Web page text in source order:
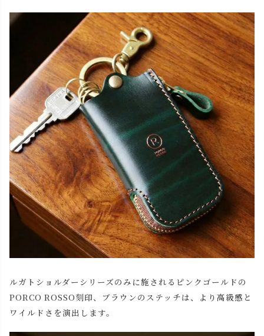
ルガトショルダーシリーズのみに施されるピンクゴールドの
PORCO ROSSO刻印、ブラウンのステッチは、より高級感と
ワイルドさを演出します。